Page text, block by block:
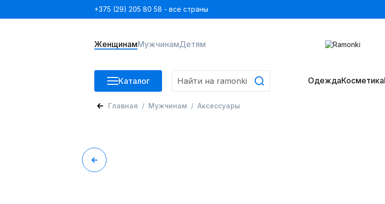
+375 (29) 205 80 58 - все страны
ЖенщинамМужчинамДетям
Каталог ОдеждаКосметика
Главная Мужчинам Аксессуары